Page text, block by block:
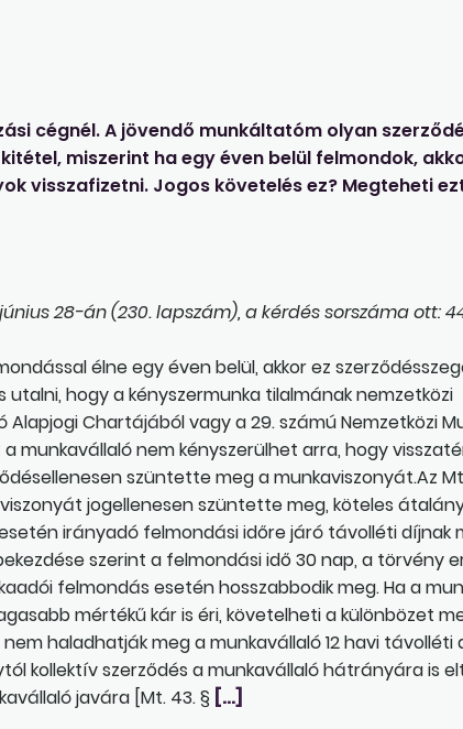
cégnél. A jövendő munkáltatóm olyan
miszerint ha egy éven belül felmondok,
visszafizetni. Jogos követelés ez? Megteheti
28-án (230. lapszám), a kérdés sorszáma ott:
élne egy éven belül, akkor ez
hogy a kényszermunka tilalmának nemzetközi
Alapjogi Chartájából vagy a 29. számú Nemzetközi
munkavállaló nem kényszerülhet arra, hogy
szüntette meg a munkaviszonyát.Az
jogellenesen szüntette meg, köteles
irányadó felmondási időre járó távolléti díjnak
szerint a felmondási idő 30 nap, a törvény
felmondás esetén hosszabbodik meg. Ha a
mértékű kár is éri, követelheti a különbözet
haladhatják meg a munkavállaló 12 havi távolléti
kollektív szerződés a munkavállaló hátrányára is
javára [Mt. 43. § […]